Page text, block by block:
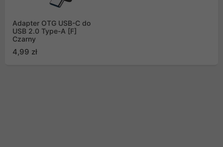
Adapter OTG USB-C do
USB 2.0 Type-A [F]
Czarny
4,99 zł